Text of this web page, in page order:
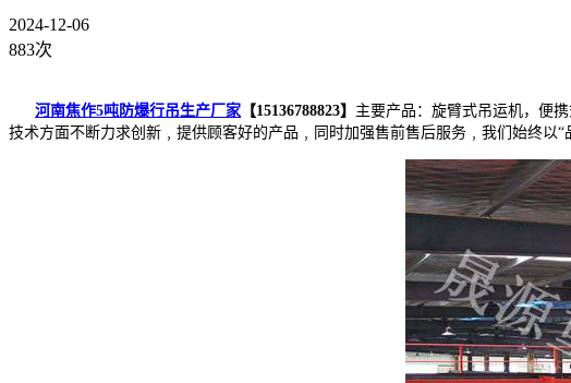
2024-12-06
883次
河南焦作5吨防爆行吊生产厂家 【15136788823】 主要产品：旋臂式吊运机，便
技术方面不断力求创新﹐提供顾客好的产品﹐同时加强售前售后服务﹐我们始终以“